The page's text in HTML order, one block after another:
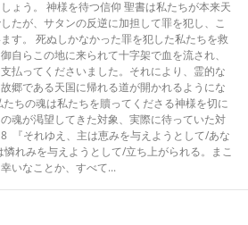
ょう。 神様を待つ信仰 聖書は私たちが本来天
たが、サタンの反逆に加担して罪を犯し、こ
す。 死ぬしかなかった罪を犯した私たちを救
自らこの地に来られて十字架で血を流され、
払ってくださいました。それにより、霊的な
郷である天国に帰れる道が開かれるようにな
ちの魂は私たちを贖ってくださる神様を切に
魂が渇望してきた対象、実際に待っていた対
『それゆえ、主は恵みを与えようとして/あな
れみを与えようとして/立ち上がられる。まこ
いなことか、すべて...